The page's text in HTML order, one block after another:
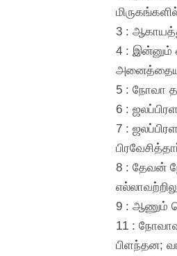
3 :
4 : இன்னும்
5 : நோவா
6 :
7 :
8 : தேவன்
9 : ஆணும்
11 :
பிளந்தன;